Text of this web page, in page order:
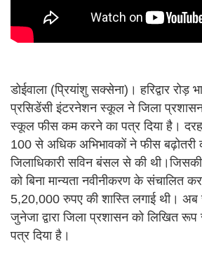
डोईवाला (प्रियांशु सक्सेना)। हरिद्वार रोड़
प्रसिडेंसी इंटरनेशन स्कूल ने जिला
स्कूल फीस कम करने का पत्र दिया है।
100 से अधिक अभिभावकों ने फीस बढ़ोतरी
जिलाधिकारी सविन बंसल से की
को बिना मान्यता नवीनीकरण के संचालित
5,20,000 रुपए की शास्ति लगाई थी।
जुनेजा द्वारा जिला प्रशासन को लिखित
पत्र दिया है।